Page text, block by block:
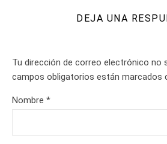
DEJA UNA
Tu dirección de correo electrónico no
campos obligatorios están marcados
Nombre *